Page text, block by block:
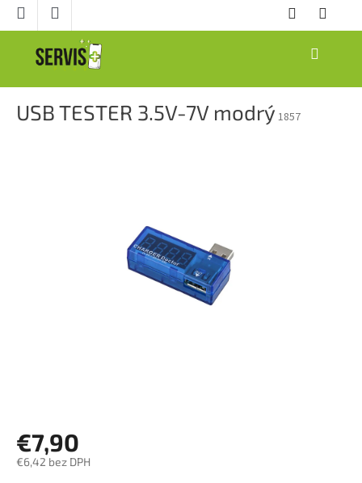
Prejsť
NÁKUPNÝ
USB TESTER 3.5V-7V modrý 1857
€7,90
€6,42 bez DPH